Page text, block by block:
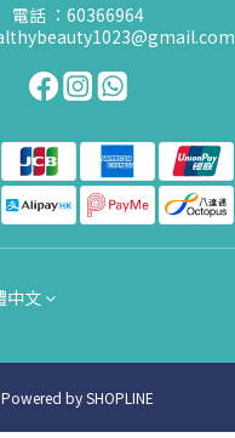
電話 ：60366964
中文
Powered by SHOPLINE